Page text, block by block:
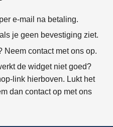
e-mail na betaling.
je geen bevestiging ziet.
Neem contact met ons op.
de widget niet goed?
link hierboven. Lukt het
dan contact op met ons